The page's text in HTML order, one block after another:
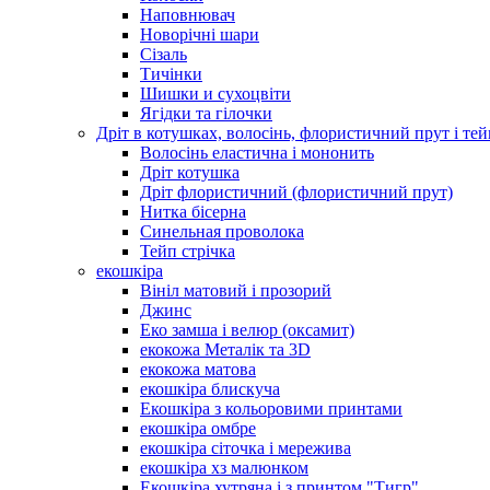
Наповнювач
Новорічні шари
Сізаль
Тичінки
Шишки и сухоцвіти
Ягідки та гілочки
Дріт в котушках, волосінь, флористичний прут і
Волосінь еластична і мононить
Дріт котушка
Дріт флористичний (флористичний прут)
Нитка бісерна
Синельная проволока
Тейп стрічка
екошкіра
Вініл матовий і прозорий
Джинс
Еко замша і велюр (оксамит)
екокожа Металік та 3D
екокожа матова
екошкіра блискуча
Екошкіра з кольоровими принтами
екошкіра омбре
екошкіра сіточка і мережива
екошкіра хз малюнком